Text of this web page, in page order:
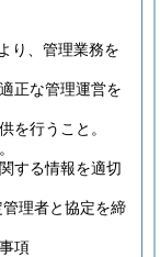
り、管理業務を
正な管理運営を
を行うこと。
する情報を適切
理者と協定を締
項